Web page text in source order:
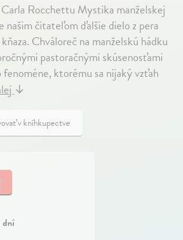
Rocchettu Mystika manželskej
našim čitateľom ďalšie dielo z pera
Chváloreč na manželskú hádku
pastoračnými skúsenosťami
ktorému sa nijaký vzťah
↓
v kníhkupectve
dní